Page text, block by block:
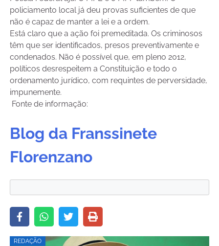
policiamento local já deu provas suficientes de que
não é capaz de manter a lei e a ordem.
Está claro que a ação foi premeditada. Os criminosos
têm que ser identificados, presos preventivamente e
condenados. Não é possível que, em pleno 2012,
políticos desrespeitem a Constituição e todo o
ordenamento jurídico, com requintes de perversidade,
impunemente.
Fonte de informação:
Blog da Franssinete
Florenzano
REDAÇÃO